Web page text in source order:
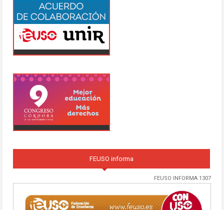
FEUSO informa
FEUSO INFORMA 1307